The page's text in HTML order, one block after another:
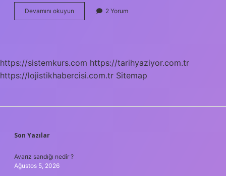
Devamını okuyun
zarfı
2 Yorum
https://sistemkurs.com https://tarihyaziyor.com.tr
https://lojistikhabercisi.com.tr Sitemap
SIDEBAR
Son Yazılar
Avarız sandığı nedir ?
Ağustos 5, 2026